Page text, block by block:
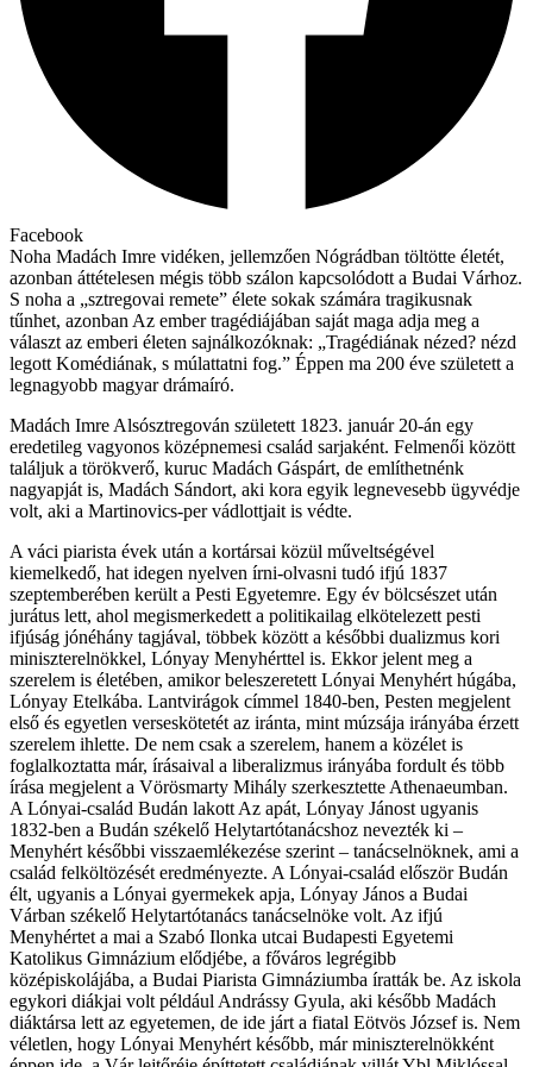
Facebook
Noha Madách Imre vidéken, jellemzően Nógrádban töltötte életét,
azonban áttételesen mégis több szálon kapcsolódott a Budai Várhoz.
S noha a „sztregovai remete” élete sokak számára tragikusnak
tűnhet, azonban Az ember tragédiájában saját maga adja meg a
választ az emberi életen sajnálkozóknak: „Tragédiának nézed? nézd
legott Komédiának, s múlattatni fog.” Éppen ma 200 éve született a
legnagyobb magyar drámaíró.
Madách Imre Alsósztregován született 1823. január 20-án egy
eredetileg vagyonos középnemesi család sarjaként. Felmenői között
találjuk a törökverő, kuruc Madách Gáspárt, de említhetnénk
nagyapját is, Madách Sándort, aki kora egyik legnevesebb ügyvédje
volt, aki a Martinovics-per vádlottjait is védte.
A váci piarista évek után a kortársai közül műveltségével
kiemelkedő, hat idegen nyelven írni-olvasni tudó ifjú 1837
szeptemberében került a Pesti Egyetemre. Egy év bölcsészet után
jurátus lett, ahol megismerkedett a politikailag elkötelezett pesti
ifjúság jónéhány tagjával, többek között a későbbi dualizmus kori
miniszterelnökkel, Lónyay Menyhérttel is. Ekkor jelent meg a
szerelem is életében, amikor beleszeretett Lónyai Menyhért húgába,
Lónyay Etelkába. Lantvirágok címmel 1840-ben, Pesten megjelent
első és egyetlen verseskötetét az iránta, mint múzsája irányába érzett
szerelem ihlette. De nem csak a szerelem, hanem a közélet is
foglalkoztatta már, írásaival a liberalizmus irányába fordult és több
írása megjelent a Vörösmarty Mihály szerkesztette Athenaeumban.
A Lónyai-család Budán lakott Az apát, Lónyay Jánost ugyanis
1832-ben a Budán székelő Helytartótanácshoz nevezték ki –
Menyhért későbbi visszaemlékezése szerint – tanácselnöknek, ami a
család felköltözését eredményezte. A Lónyai-család először Budán
élt, ugyanis a Lónyai gyermekek apja, Lónyay János a Budai
Várban székelő Helytartótanács tanácselnöke volt. Az ifjú
Menyhértet a mai a Szabó Ilonka utcai Budapesti Egyetemi
Katolikus Gimnázium elődjébe, a főváros legrégibb
középiskolájába, a Budai Piarista Gimnáziumba íratták be. Az iskola
egykori diákjai volt például Andrássy Gyula, aki később Madách
diáktársa lett az egyetemen, de ide járt a fiatal Eötvös József is. Nem
véletlen, hogy Lónyai Menyhért később, már miniszterelnökként